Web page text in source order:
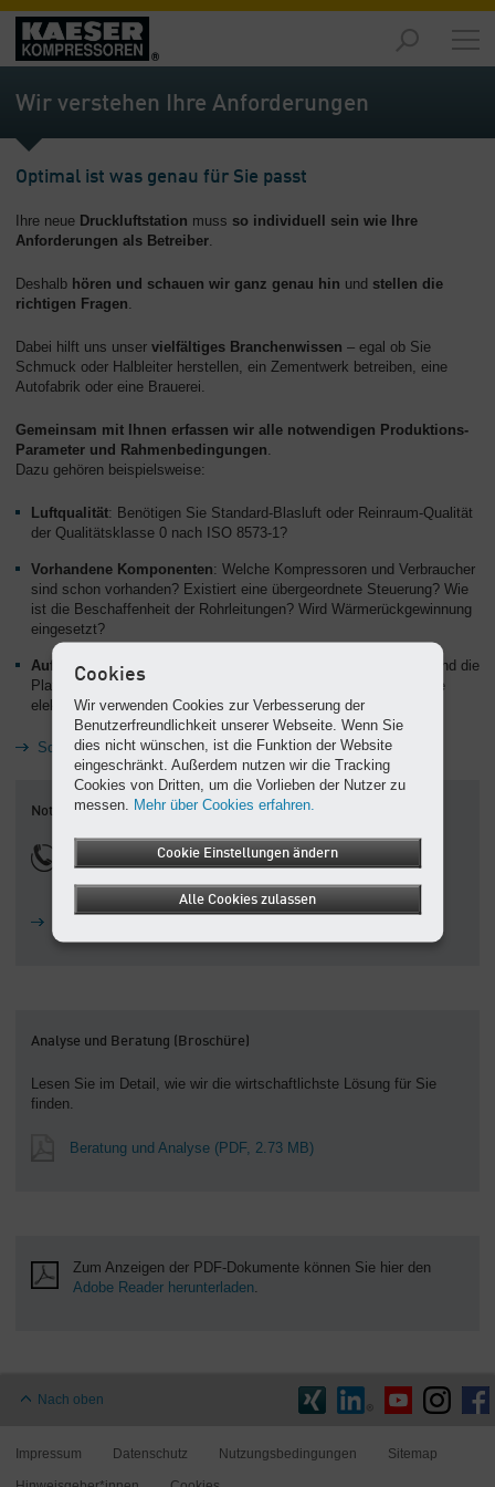
Produkte
-
Übersicht
-
Lösungen
-
Übersicht
Service
-
Übersicht
Unternehmen
-
Übersicht
Wir verstehen Ihre Anforderungen
Optimal ist was genau für Sie passt
Ihre neue Druckluftstation muss so individuell sein wie Ihre
Anforderungen als Betreiber.
Deshalb hören und schauen wir ganz genau hin und stellen die
richtigen Fragen.
Dabei hilft uns unser vielfältiges Branchenwissen – egal ob Sie
Schmuck oder Halbleiter herstellen, ein Zementwerk betreiben, eine
Autofabrik oder eine Brauerei.
Gemeinsam mit Ihnen erfassen wir alle notwendigen Produktions-
Parameter und Rahmenbedingungen.
Dazu gehören beispielsweise:
Luftqualität: Benötigen Sie Standard-Blasluft oder Reinraum-Qualität
der Qualitätsklasse 0 nach ISO 8573-1?
Vorhandene Komponenten: Welche Kompressoren und Verbraucher
sind schon vorhanden? Existiert eine übergeordnete Steuerung? Wie
ist die Beschaffenheit der Rohrleitungen? Wird Wärmerückgewinnung
eingesetzt?
Aufstellungsort
: Wie ist die Zu-, Um- und Abluftführung? Wie sind die
Platzbedingungen? Wie ist das Raumklima? Wie steht es um die
elektrische Versorgung?
Schritt 2: Analyse der Druckluft-Auslastung – ADA
Notfall-Service-Hotline
0810 900 345
zum Ortstarif
Analyse und Beratung (Broschüre)
Lesen Sie im Detail, wie wir die wirtschaftlichste Lösung für Sie
finden.
Beratung und Analyse (PDF, 2.73 MB)
Zum Anzeigen der PDF-Dokumente können Sie hier den
Adobe Reader herunterladen.
Nach oben
Impressum Datenschutz Nutzungsbedingungen Sitemap
Cookies
Wir verwenden Cookies zur Verbesserung der
Benutzerfreundlichkeit unserer Webseite. Wenn Sie
dies nicht wünschen, ist die Funktion der Website
eingeschränkt. Außerdem nutzen wir die Tracking
Cookies von Dritten, um die Vorlieben der Nutzer zu
messen. Mehr über Cookies erfahren.
Cookie Einstellungen ändern
Alle Cookies zulassen